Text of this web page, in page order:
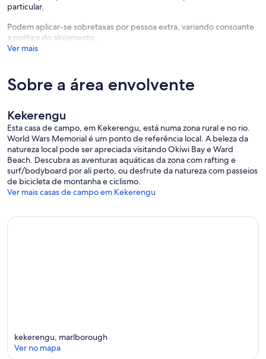
particular.
Podem aplicar-se sobretaxas por pessoa extra, variando consoante
a política do alojamento.
Ver mais
Sobre a área envolvente
Kekerengu
Esta casa de campo, em Kekerengu, está numa zona rural e no rio.
World Wars Memorial é um ponto de referência local. A beleza da
natureza local pode ser apreciada visitando Okiwi Bay e Ward
Beach. Descubra as aventuras aquáticas da zona com rafting e
surf/bodyboard por ali perto, ou desfrute da natureza com passeios
de bicicleta de montanha e ciclismo.
Ver mais casas de campo em Kekerengu
kekerengu, marlborough
Ver no mapa